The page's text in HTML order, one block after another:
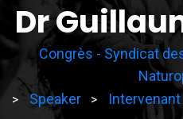
Dr
Congrès - Syndicat
> Speaker > Intervenant